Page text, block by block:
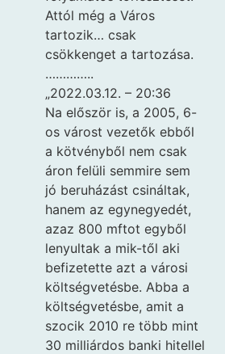
Attól még a Város
tartozik… csak
csökkenget a tartozása.
…………..
„2022.03.12. – 20:36
Na először is, a 2005, 6-
os várost vezetők ebből
a kötvényből nem csak
áron felüli semmire sem
jó beruházást csináltak,
hanem az egynegyedét,
azaz 800 mftot egyből
lenyultak a mik-től aki
befizetette azt a városi
költségvetésbe. Abba a
költségvetésbe, amit a
szocik 2010 re több mint
30 milliárdos banki hitellel